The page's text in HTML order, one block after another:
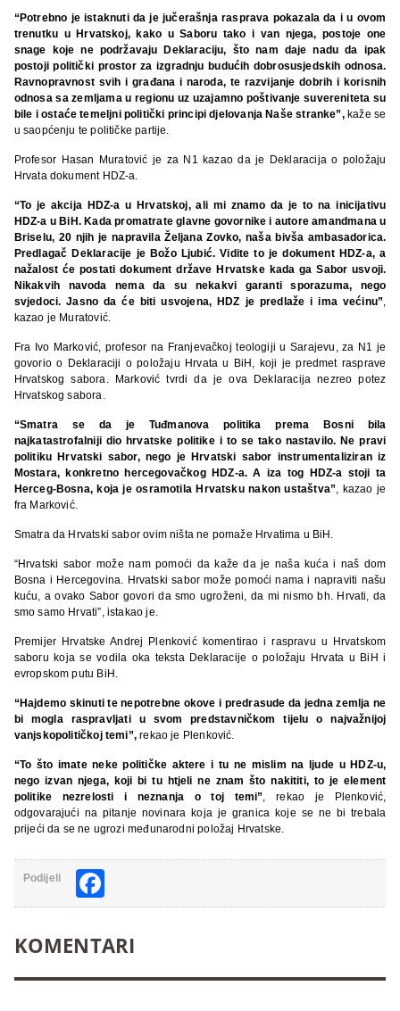
“Potrebno je istaknuti da je jučerašnja rasprava pokazala da i u ovom
trenutku u Hrvatskoj, kako u Saboru tako i van njega, postoje one
snage koje ne podržavaju Deklaraciju, što nam daje nadu da ipak
postoji politički prostor za izgradnju budućih dobrosusjedskih odnosa.
Ravnopravnost svih i građana i naroda, te razvijanje dobrih i korisnih
odnosa sa zemljama u regionu uz uzajamno poštivanje suvereniteta su
bile i ostaće temeljni politički principi djelovanja Naše stranke”,kaže se
u saopćenju te političke partije.
Profesor Hasan Muratović je za N1 kazao da je Deklaracija o položaju
Hrvata dokument HDZ-a.
“To je akcija HDZ-a u Hrvatskoj, ali mi znamo da je to na inicijativu
HDZ-a u BiH. Kada promatrate glavne govornike i autore amandmana u
Briselu, 20 njih je napravila Željana Zovko, naša bivša ambasadorica.
Predlagač Deklaracije je Božo Ljubić. Vidite to je dokument HDZ-a, a
nažalost će postati dokument države Hrvatske kada ga Sabor usvoji.
Nikakvih navoda nema da su nekakvi garanti sporazuma, nego
svjedoci. Jasno da će biti usvojena, HDZ je predlaže i ima većinu”
kazao je Muratović.
Fra Ivo Marković, profesor na Franjevačkoj teologiji u Sarajevu, za N1 je
govorio o Deklaraciji o položaju Hrvata u BiH, koji je predmet rasprave
Hrvatskog sabora. Marković tvrdi da je ova Deklaracija nezreo potez
Hrvatskog sabora.
“Smatra se da je Tuđmanova politika prema Bosni bila
najkatastrofalniji dio hrvatske politike i to se tako nastavilo. Ne pravi
politiku Hrvatski sabor, nego je Hrvatski sabor instrumentaliziran iz
Mostara, konkretno hercegovačkog HDZ-a. A iza tog HDZ-a stoji ta
Herceg-Bosna, koja je osramotila Hrvatsku nakon ustaštva” , kazao je
fra Marković.
Smatra da Hrvatski sabor ovim ništa ne pomaže Hrvatima u BiH.
“Hrvatski sabor može nam pomoći da kaže da je naša kuća i naš dom
Bosna i Hercegovina. Hrvatski sabor može pomoći nama i napraviti našu
kuću, a ovako Sabor govori da smo ugroženi, da mi nismo bh. Hrvati, da
smo samo Hrvati”, istakao je.
Premijer Hrvatske Andrej Plenković komentirao i raspravu u Hrvatskom
saboru koja se vodila oka teksta Deklaracije o položaju Hrvata u BiH i
evropskom putu BiH.
“Hajdemo skinuti te nepotrebne okove i predrasude da jedna zemlja ne
bi mogla raspravljati u svom predstavničkom tijelu o najvažnijoj
vanjskopolitičkoj temi”, rekao je Plenković.
“To što imate neke političke aktere i tu ne mislim na ljude u HDZ-u,
nego izvan njega, koji bi tu htjeli ne znam što nakititi, to je element
politike nezrelosti i neznanja o toj temi” , rekao je Plenković,
odgovarajući na pitanje novinara koja je granica koje se ne bi trebala
prijeći da se ne ugrozi međunarodni položaj Hrvatske.
Podijeli
KOMENTARI